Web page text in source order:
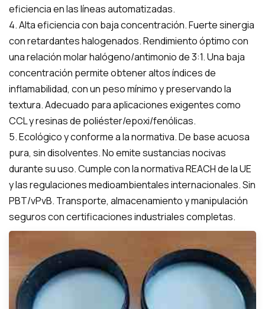
eficiencia en las líneas automatizadas.
4. Alta eficiencia con baja concentración. Fuerte sinergia
con retardantes halogenados. Rendimiento óptimo con
una relación molar halógeno/antimonio de 3:1. Una baja
concentración permite obtener altos índices de
inflamabilidad, con un peso mínimo y preservando la
textura. Adecuado para aplicaciones exigentes como
CCL y resinas de poliéster/epoxi/fenólicas.
5. Ecológico y conforme a la normativa. De base acuosa
pura, sin disolventes. No emite sustancias nocivas
durante su uso. Cumple con la normativa REACH de la UE
y las regulaciones medioambientales internacionales. Sin
PBT/vPvB. Transporte, almacenamiento y manipulación
seguros con certificaciones industriales completas.